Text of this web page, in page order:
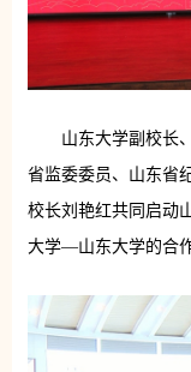
山东大学副校长
省监委委员、山东省
校长刘艳红共同启动
大学—山东大学的合作